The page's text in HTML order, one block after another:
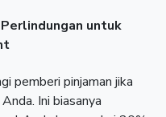
untuk
pemberi pinjaman jika
Ini biasanya